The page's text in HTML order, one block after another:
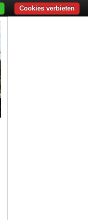
Cookies verbieten